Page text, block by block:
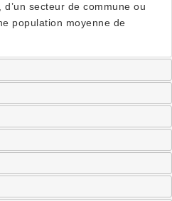
d’un secteur de commune ou
population moyenne de